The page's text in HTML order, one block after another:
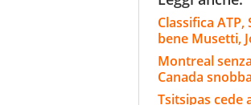
Classifica
bene Musetti,
Montreal
Canada
Tsitsipas cede